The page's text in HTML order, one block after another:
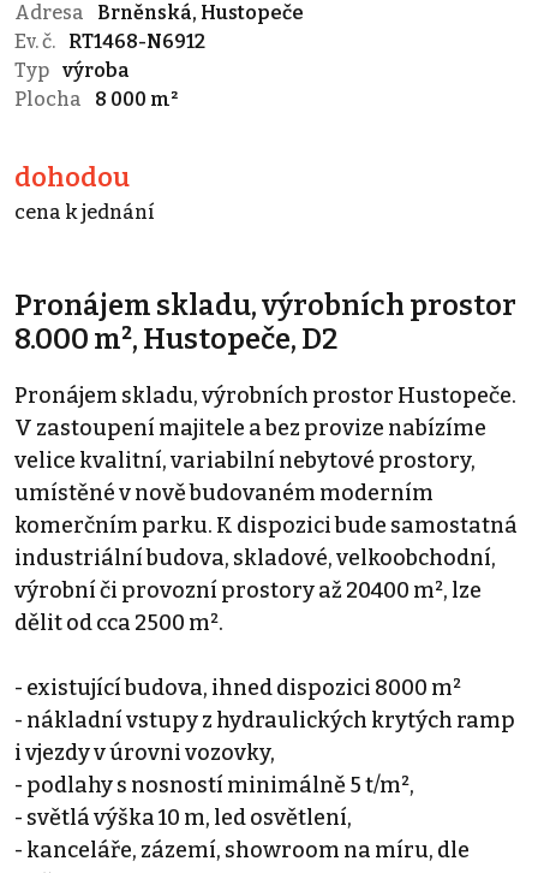
Adresa
Brněnská, Hustopeče
Ev. č.
RT1468-N6912
Typ výroba
Plocha
8 000 m²
dohodou
cena k jednání
Pronájem skladu, výrobních prostor
8.000 m², Hustopeče, D2
Pronájem skladu, výrobních prostor Hustopeče.
V zastoupení majitele a bez provize nabízíme
velice kvalitní, variabilní nebytové prostory,
umístěné v nově budovaném moderním
komerčním parku. K dispozici bude samostatná
industriální budova, skladové, velkoobchodní,
výrobní či provozní prostory až 20400 m², lze
dělit od cca 2500 m².
- existující budova, ihned dispozici 8000 m²
- nákladní vstupy z hydraulických krytých ramp
i vjezdy v úrovni vozovky,
- podlahy s nosností minimálně 5 t/m²,
- světlá výška 10 m, led osvětlení,
- kanceláře, zázemí, showroom na míru, dle